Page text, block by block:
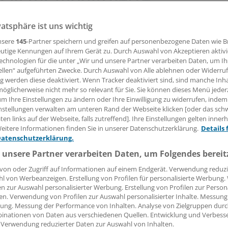
vor
Europaabgeordnete Dr. Peter Liese hat der EU-
der erst novellierten
stehen Erleichterungen.
Leserin, lieber Leser,
Beitrag können Sie lesen, sobald Sie sich
Jetzt anmelden »
vergessen?
Problem beim Login?
ist mit wenigen Klicks erledigt und kostenlos.
des kostenlosen Login:
ist uns wichtig
145-Partner speichern und greifen auf personenbezogene Daten wie
Kennungen auf Ihrem Gerät zu. Durch Auswahl von Akzeptieren
für die unter „Wir und unsere Partner verarbeiten Daten, um
aufgeführten Zwecke. Durch Auswahl von Alle ablehnen oder
werden diese deaktiviert. Wenn Tracker deaktiviert sind, sind manche
nicht mehr so relevant für Sie. Sie können dieses Menü
Ihre Einstellungen zu ändern oder Ihre Einwilligung zu widerrufen, indem
verwalten am unteren Rand der Webseite klicken [oder das
links auf der Webseite, falls zutreffend]. Ihre Einstellungen gelten
Informationen finden Sie in unserer Datenschutzerklärung. Details
Partner verarbeiten Daten, um Folgendes
oder Zugriff auf Informationen auf einem Endgerät. Verwendung
von Werbeanzeigen. Erstellung von Profilen für personalisierte
zur Auswahl personalisierter Werbung. Erstellung von Profilen zur
Verwendung von Profilen zur Auswahl personalisierter Inhalte.
Messung der Performance von Inhalten. Analyse von Zielgruppen
von Daten aus verschiedenen Quellen. Entwicklung und
reduzierter Daten zur Auswahl von Inhalten.